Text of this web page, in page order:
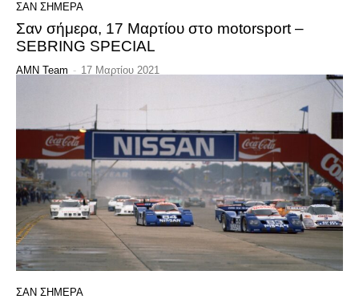
ΣΑΝ ΣΗΜΕΡΑ
Σαν σήμερα, 17 Μαρτίου στο motorsport –
SEBRING SPECIAL
AMN Team - 17 Μαρτίου 2021
ΣΑΝ ΣΗΜΕΡΑ